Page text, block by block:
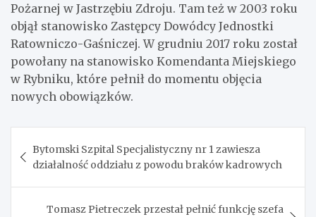
Pożarnej w Jastrzębiu Zdroju. Tam też w 2003 roku
objął stanowisko Zastępcy Dowódcy Jednostki
Ratowniczo-Gaśniczej. W grudniu 2017 roku został
powołany na stanowisko Komendanta Miejskiego
w Rybniku, które pełnił do momentu objęcia
nowych obowiązków.
wpisu
Bytomski Szpital Specjalistyczny nr 1 zawiesza
działalność oddziału z powodu braków kadrowych
Tomasz Pietreczek przestał pełnić funkcję szefa